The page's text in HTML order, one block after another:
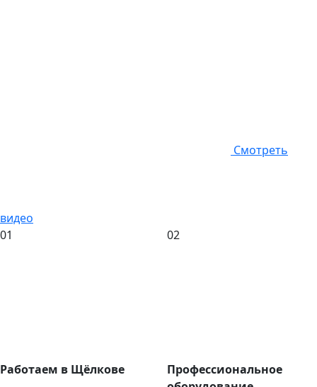
Смотреть
видео
01
Работаем в Щёлкове
02
Профессиональное